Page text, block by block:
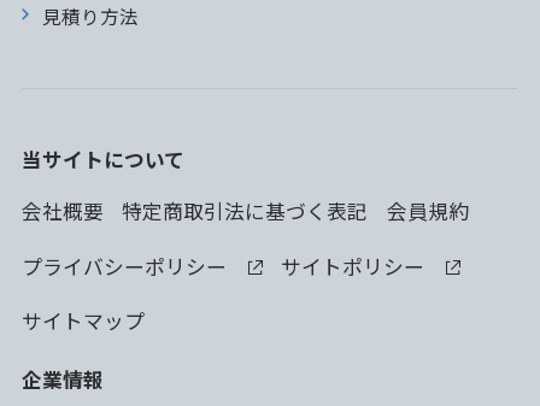
見積り方法
当サイトについて
会社概要
特定商取引法に基づく表記
会員規約
プライバシーポリシー
サイトポリシー
サイトマップ
企業情報